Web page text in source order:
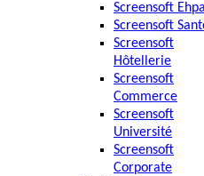
Screensoft
Screensoft
Screensoft
Hôtellerie
Screensoft
Commerce
Screensoft
Université
Screensoft
Corporate